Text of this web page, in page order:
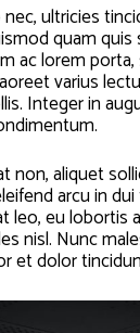
ultricies
quam
ac lorem
varius
Integer in
non, aliquet
arcu in
leo, eu lobortis
nisl. Nunc
et dolor